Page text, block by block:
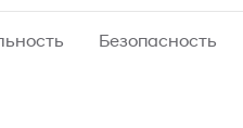
Безопасность